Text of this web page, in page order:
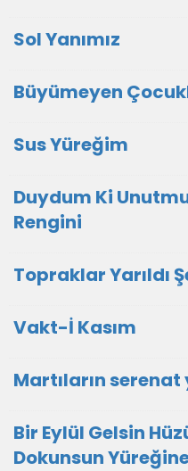
Sol Yanımız
Büyümeyen
Sus Yüreğim
Duydum Ki
Rengini
Topraklar Yarıldı
Vakt-İ Kasım
Martıların serenat
Bir Eylül Gelsin
Dokunsun